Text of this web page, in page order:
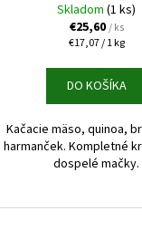
Skladom(1 ks)
€25,60/ ks
Jednotková
€17,07 / 1 kg
DO KOŠÍKA
Kačacie mäso, quinoa,
harmanček. Kompletné
dospelé mačky.